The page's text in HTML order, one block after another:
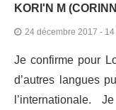
KORI'N M
24 décembre 2017 -
Je confirme pour
d’autres langues
l’internationale.